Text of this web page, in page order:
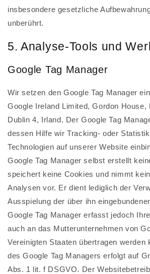
insbesondere gesetzliche
unberührt.
5. Analyse-Tools und
Google Tag Manager
Wir setzen den Google Tag Manager
Google Ireland Limited, Gordon House,
Dublin 4, Irland. Der Google Tag
dessen Hilfe wir Tracking- oder
Technologien auf unserer Website
Google Tag Manager selbst erstellt
speichert keine Cookies und nimmt
Analysen vor. Er dient lediglich der
Ausspielung der über ihn
Google Tag Manager erfasst jedoch
auch an das Mutterunternehmen von
Vereinigten Staaten übertragen werden
des Google Tag Managers erfolgt auf
Abs. 1 lit. f DSGVO. Der